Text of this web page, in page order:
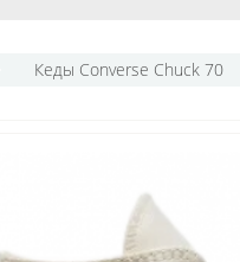
Кеды Converse Chuck 70